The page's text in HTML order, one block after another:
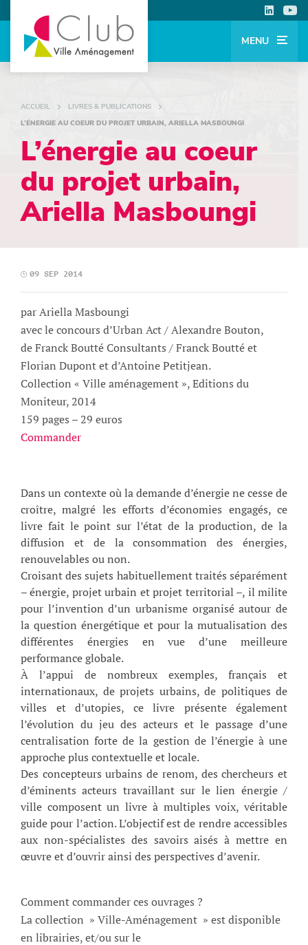
MENU
ACCUEIL
LIVRES & PUBLICATIONS
L’ÉNERGIE AU COEUR DU PROJET URBAIN, ARIELLA MASBOUNGI
L’énergie au coeur
du projet urbain,
Ariella Masboungi
09 SEP 2014
par Ariella Masboungi
avec le concours d’Urban Act / Alexandre Bouton,
de Franck Boutté Consultants / Franck Boutté et
Florian Dupont et d’Antoine Petitjean.
Collection « Ville aménagement », Editions du
Moniteur, 2014
159 pages – 29 euros
Commander
Dans un contexte où la demande d’énergie ne cesse de
croître, malgré les efforts d’économies engagés, ce
livre fait le point sur l’état de la production, de la
diffusion et de la consommation des énergies,
renouvelables ou non.
Croisant des sujets habituellement traités séparément
– énergie, projet urbain et projet territorial –, il milite
pour l’invention d’un urbanisme organisé autour de
la question énergétique et pour la mutualisation des
différentes énergies en vue d’une meilleure
performance globale.
À l’appui de nombreux exemples, français et
internationaux, de projets urbains, de politiques de
villes et d’utopies, ce livre présente également
l’évolution du jeu des acteurs et le passage d’une
centralisation forte de la gestion de l’énergie à une
approche plus contextuelle et locale.
Des concepteurs urbains de renom, des chercheurs et
d’éminents acteurs travaillant sur le lien énergie /
ville composent un livre à multiples voix, véritable
guide pour l’action. L’objectif est de rendre accessibles
aux non-spécialistes des savoirs aisés à mettre en
œuvre et d’ouvrir ainsi des perspectives d’avenir.
Comment commander ces ouvrages ?
La collection » Ville-Aménagement » est disponible
en librairies, et/ou sur le